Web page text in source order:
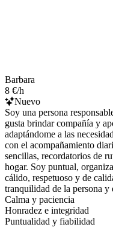
Barbara
8 €/h
Nuevo
Soy una persona
gusta brindar compañía y
adaptándome a las
con el acompañamiento
sencillas, recordatorios de
hogar. Soy puntual,
cálido, respetuoso y de
tranquilidad de la persona y
Calma y paciencia
Honradez e integridad
Puntualidad y fiabilidad